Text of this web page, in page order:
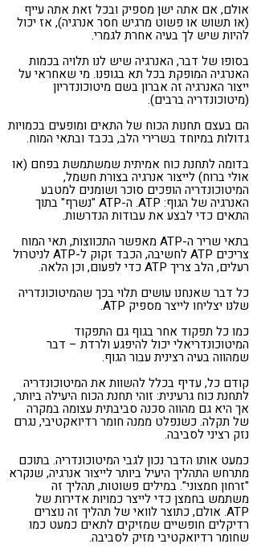
אולם, אם אתה ישן מספיק ובכל זאת אתה עייף
(או תשוש או פשוט מרגיש חסר אנרגיה), אז יכול
להיות שיש לך בעיה אחרת לגמרי.
בסופו של דבר, האנרגיה שיש לנו תלויה בכמות
האנרגיה המופקת בכל תא בגופנו. מי שאחראי על
ייצור האנרגיה זה אברון בשם מיטוכונדריון
(מיטוכונדריה ברבים).
הם בעצם תחנות הכוח של התאים ומופעים בכמויות
גדולות במיוחד בשרירי הלב, בכבד ובתאי המוח.
בדומה לתחנת כוח אמיתית שמשתמשת בפחם (או
אולי ברוח) לייצור אנרגיה בצורת חשמל,
המיטוכונדריה הופכים סוכר ושומנים למטבע
האנרגיה של הגוף: ATP. ה-ATP "נשרף" בתוך
התאים כדי לבצע את עבודות הנדרשות.
בתאי שריר ה-ATP מאפשר התכווצות, תאי המוח
צריכים ATP לחשיבה, הכבד זקוק ל-ATP לניטרול
רעלים, הלב צריך ATP כדי לפעום, וכן הלאה.
כל דבר שאנחנו עושים תלוי בכך שהמיטוכונדריה
שלנו יצליחו לייצר מספיק ATP.
כמו כל תפקוד אחר בגוף גם התפקוד
המיטוכונדריאלי יכול להיפגע ולרדת – דבר
שמהווה בעיה רצינית עבור הגוף.
קודם כל, עדיף בכלל להשוות את המיטוכונדריה
לתחנת כוח גרעינית: זוהי תחנת הכוח היעילה ביותר,
אך היא גם מהווה סכנה סביבתית עצומה במקרה
של תקלה. כשנפלט ממנה חומר רדיואקטיבי, נגרם
נזק רציני לסביבה.
כמעט אותו הדבר נכון לגבי המיטוכונדריה. בתוכם
מתרחש התהליך היעיל ביותר לייצור אנרגיה, שנקרא
"זרחון חמצוני". במילים פשוטות, תהליך זה
משתמש בחמצן כדי לייצר כמויות אדירות של
ATP. אולם, כתוצר לוואי של תהליך זה נוצרים
רדיקלים חופשיים שמזיקים לתאים כמעט כמו
שחומר רדיואקטיבי מזיק לסביבה.